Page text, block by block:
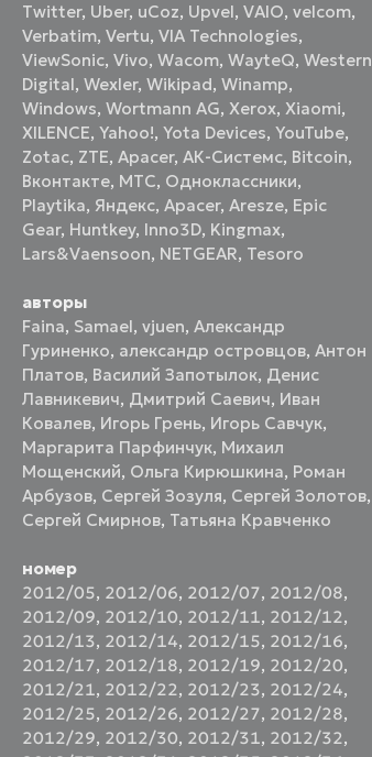
Twitter, Uber, uCoz, Upvel,VAIO,velcom,
Verbatim,Vertu,VIA Technologies,
ViewSonic,Vivo,Wacom,WayteQ,Western
Digital,Wexler,Wikipad,Winamp,
Windows,Wortmann AG,Xerox,Xiaomi,
XILENCE,Yahoo!,Yota Devices,YouTube,
Zotac, ZTE,Аpacer,АК-Системс, Вitcoin,
Вконтакте, МТС, Одноклассники,
Playtika, Яндекс,Apacer,Aresze, Epic
Gear, Huntkey, Inno3D, Kingmax,
Lars&Vaensoon, NETGEAR, Tesoro
авторы
Faina, Samael,vjuen,Александр
Гуриненко, александр островцов,Антон
Платов, Василий Запотылок, Денис
Лавникевич, Дмитрий Саевич, Иван
Ковалев, Игорь Грень, Игорь Савчук,
Маргарита Парфинчук, Михаил
Мощенский, Ольга Кирюшкина, Роман
Арбузов, Сергей Зозуля, Сергей Золотов,
Сергей Смирнов, Татьяна Кравченко
номер
2012/05, 2012/06, 2012/07, 2012/08,
2012/09, 2012/10, 2012/11, 2012/12,
2012/13, 2012/14, 2012/15, 2012/16,
2012/17, 2012/18, 2012/19, 2012/20,
2012/21, 2012/22, 2012/23, 2012/24,
2012/25, 2012/26, 2012/27, 2012/28,
2012/29, 2012/30, 2012/31, 2012/32,